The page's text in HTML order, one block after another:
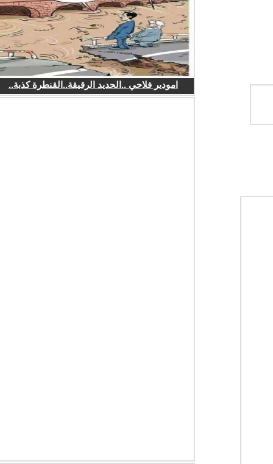
امودير فلاحي ..الحديد الرقيقة..القنطرة كذبة..